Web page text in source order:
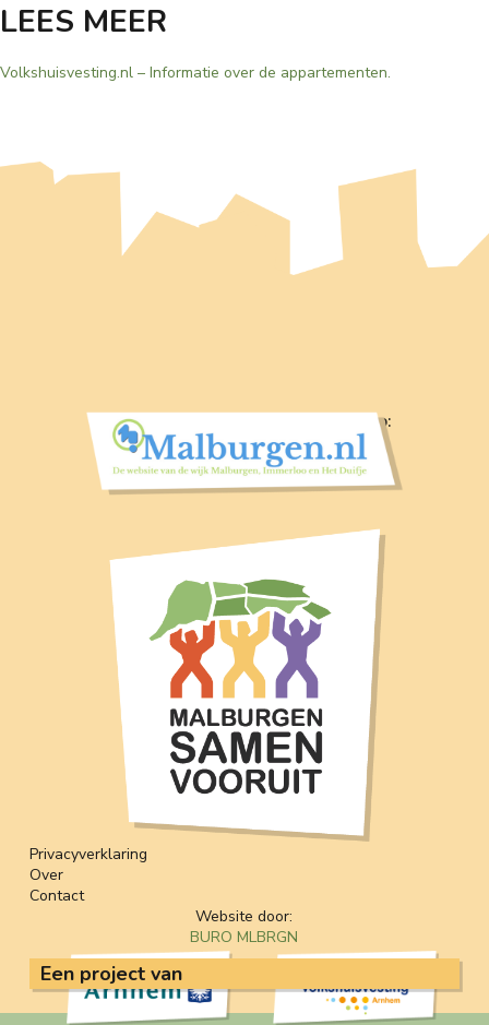
LEES MEER
Volkshuisvesting.nl – Informatie over de appartementen.
Volg nieuws voor en door de wijk op:
Privacyverklaring
Over
Contact
Website door:
BURO MLBRGN
Een project van